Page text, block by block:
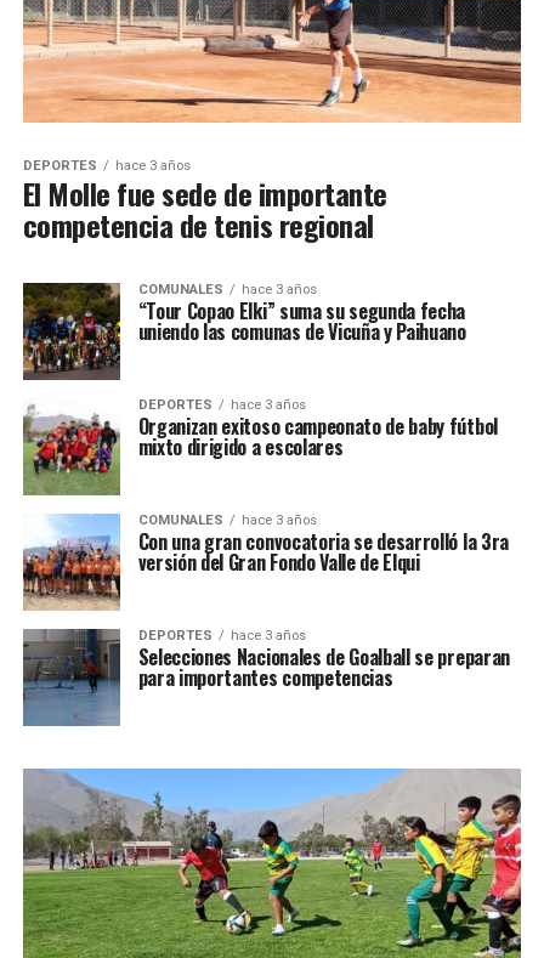
DEPORTES hace 3 años
El Molle fue sede de importante
competencia de tenis regional
COMUNALES hace 3 años
“Tour Copao Elki” suma su segunda fecha
uniendo las comunas de Vicuña y Paihuano
DEPORTES hace 3 años
Organizan exitoso campeonato de baby fútbol
mixto dirigido a escolares
COMUNALES hace 3 años
Con una gran convocatoria se desarrolló la 3ra
versión del Gran Fondo Valle de Elqui
DEPORTES hace 3 años
Selecciones Nacionales de Goalball se preparan
para importantes competencias